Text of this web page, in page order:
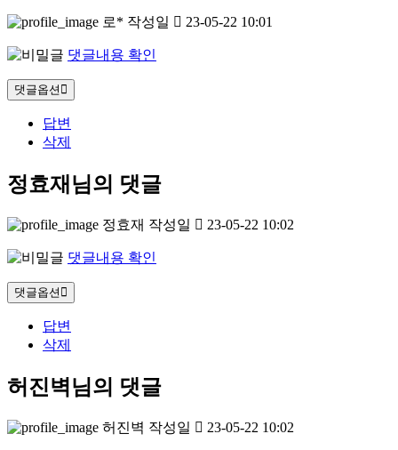
로* 작성일 23-05-22 10:01
댓글내용 확인
댓글옵션
답변
삭제
정효재님의 댓글
정효재 작성일 23-05-22 10:02
댓글내용 확인
댓글옵션
답변
삭제
허진벽님의 댓글
허진벽 작성일 23-05-22 10:02